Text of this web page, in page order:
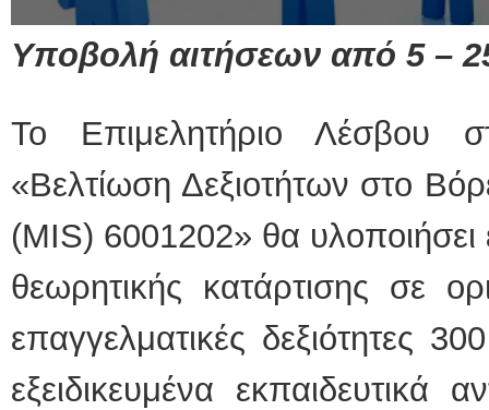
Υποβολή αιτήσεων από 5 –
Το Επιμελητήριο Λέσβου
«Βελτίωση Δεξιοτήτων στο
(MIS) 6001202» θα υλοποιήσει
θεωρητικής κατάρτισης σε
επαγγελματικές δεξιότητες
εξειδικευμένα εκπαιδευτικά